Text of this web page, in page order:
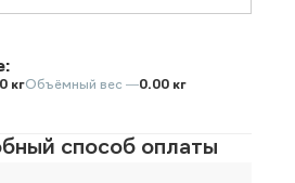
кгОбъёмный вес —0.00 кг
способ оплаты